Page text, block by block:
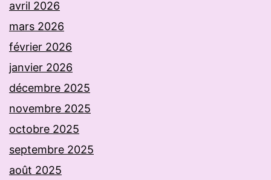
avril 2026
mars 2026
février 2026
janvier 2026
décembre 2025
novembre 2025
octobre 2025
septembre 2025
août 2025